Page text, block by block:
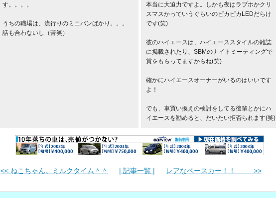
す。。。。
うちの職場は、流行りのミニバンばかり。。。
話も合わないし（苦笑）
本当に大迫力ですよ。しかも夜はラブホかクリ
スマスかっていうぐらいのピカピカLEDだらけ
です(笑)
彼のハイエースは、ハイエーススタイルの雑誌
に掲載されたり、SBMのナイトミーティングで
賞をもらってますからね(笑)
確かにハイエースオーナーがいるのはいいです
よ！
でも、車買い換えの検討をしてる後輩とかにハ
イエースを勧めると、だいたい拒否られます(笑)
<< ねこちゃん。ミルクタイム＾＾ | 記事一覧 | レアなベースカー！！ >>